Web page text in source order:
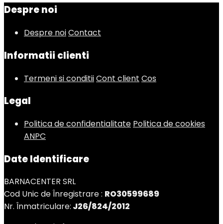
Despre noi
Despre noiContact
Informatii clienti
Termeni si conditiiCont client Cos
Legal
Politica de confidentialitate Politica de cookies
ANPC
Date Identificare
BARNACENTER SRL
Cod Unic de Înregistrare : RO30599689
Nr. Înmatriculare: J26/824/2012